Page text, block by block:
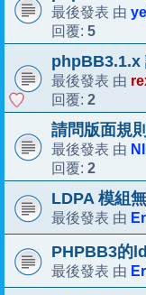
最後發表 由
回覆: 5
phpBB3.1.x
最後發表 由
回覆: 2
請問版面規
最後發表 由
回覆: 2
LDPA 模組
最後發表 由
PHPBB3的
最後發表 由